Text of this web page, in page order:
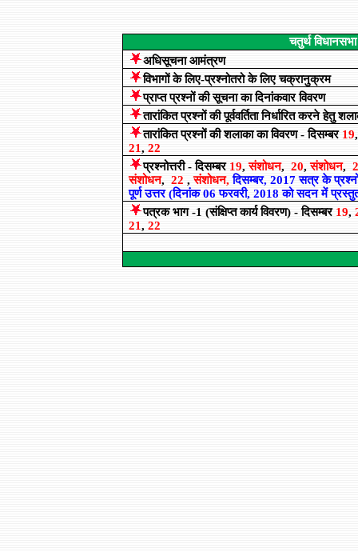
चतुर्थ
अधिसूचना आमंत्रण
विभागों के लिए-प्रश्नोतरो के लिए चक्रानुक्रम
प्राप्त प्रश्नों की सूचना का दिनांकवार विवरण
तारांकित प्रश्नों की पूर्ववर्तिता निर्धारित करने हेतु
तारांकित प्रश्नों की शलाका का विवरण - दिसम्बर 19,
21, 22
प्रश्नोत्तरी - दिसम्बर 19,संशोधन,20,संशोधन,
संशोधन,22 ,संशोधन,दिसम्बर, 2017 सत्र के
पूर्ण उत्तर (दिनांक 06 फरवरी, 2018 को सदन में
पत्रक भाग -1 (संक्षिप्त कार्य विवरण) - दिसम्बर 19,
21,22